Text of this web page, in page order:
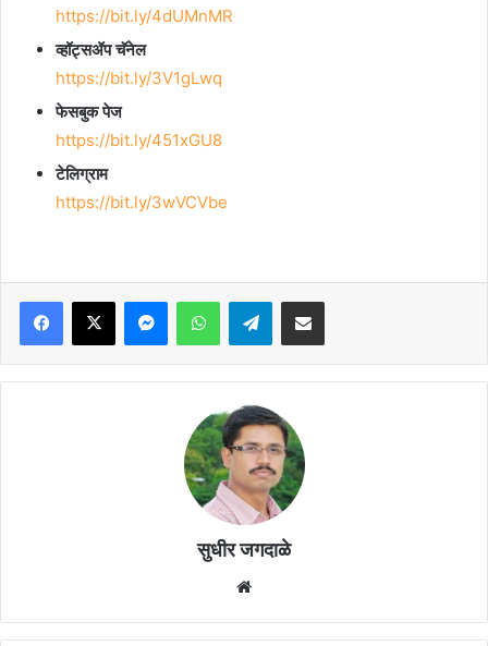
https://bit.ly/4dUMnMR
व्हॉट्सॲप चॅनेल
https://bit.ly/3V1gLwq
फेसबुक पेज
https://bit.ly/451xGU8
टेलिग्राम
https://bit.ly/3wVCVbe
Facebook
X MessengerWhatsAppTelegramShare via Email
सुधीर जगदाळे